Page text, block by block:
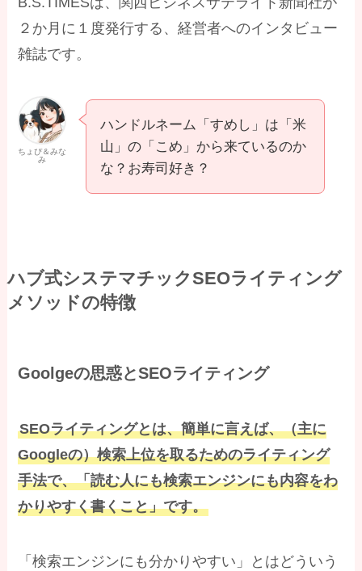
２か月に１度発行する、経営者へのインタビュー
雑誌です。
ちょぴ＆みな
み
ハンドルネーム「すめし」は「米
山」の「こめ」から来ているのか
な？お寿司好き？
ハブ式システマチックSEOライティング
メソッドの特徴
Goolgeの思惑とSEOライティング
SEOライティングとは、簡単に言えば、（主に
Googleの）検索上位を取るためのライティング
手法で、「読む人にも検索エンジンにも内容をわ
かりやすく書くこと」です。
「検索エンジンにも分かりやすい」とはどういう